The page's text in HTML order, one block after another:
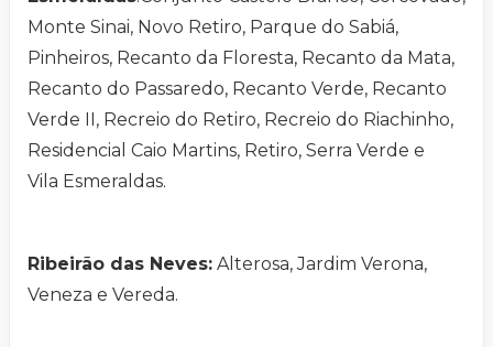
Monte Sinai, Novo Retiro, Parque do Sabiá,
Pinheiros, Recanto da Floresta, Recanto da Mata,
Recanto do Passaredo, Recanto Verde, Recanto
Verde II, Recreio do Retiro, Recreio do Riachinho,
Residencial Caio Martins, Retiro, Serra Verde e
Vila Esmeraldas.
Ribeirão das Neves: Alterosa, Jardim Verona,
Veneza e Vereda.